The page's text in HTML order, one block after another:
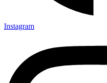
Instagram